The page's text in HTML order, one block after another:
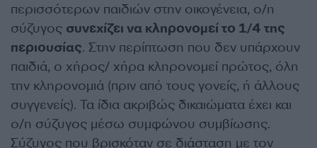
περισσότερων παιδιών στην οικογένεια, ο/η
σύζυγος συνεχίζει να κληρονομεί το 1/4 της
περιουσίας. Στην περίπτωση που δεν υπάρχουν
παιδιά, ο χήρος/ χήρα κληρονομεί πρώτος, όλη
την κληρονομιά (πριν από τους γονείς, ή άλλους
συγγενείς). Τα ίδια ακριβώς δικαιώματα έχει και
ο/η σύζυγος μέσω συμφώνου συμβίωσης.
Σύζυγος που βρισκόταν σε διάσταση με τον